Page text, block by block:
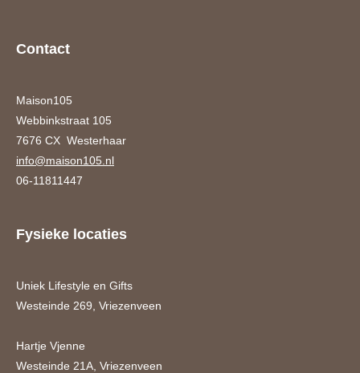
Contact
Maison105
Webbinkstraat 105
7676 CX Westerhaar
info@maison105.nl
06-11811447
Fysieke locaties
Uniek Lifestyle en Gifts
Westeinde 269, Vriezenveen
Hartje Vjenne
Westeinde 21A, Vriezenveen